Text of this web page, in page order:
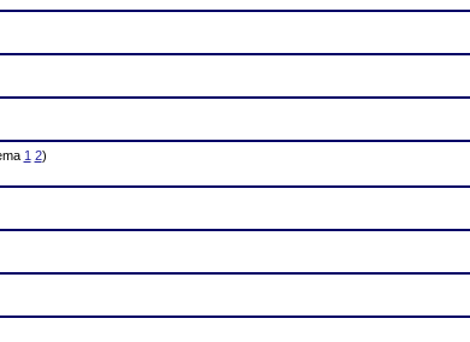
1 2)